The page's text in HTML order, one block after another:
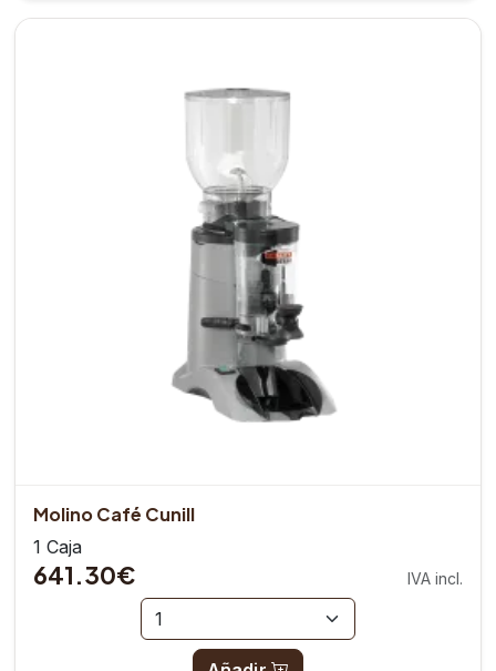
Molino Café Cunill
1 Caja
641.30€ IVA incl.